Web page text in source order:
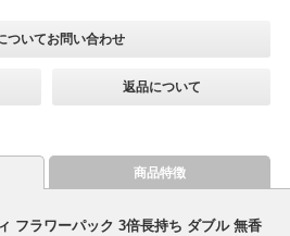
ついてお問い合わせ
返品について
商品特徴
フラワーパック 3倍長持ち ダブル 無香